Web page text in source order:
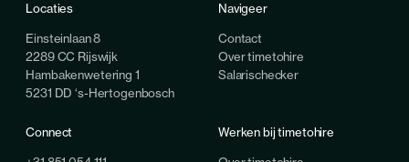
Locaties
Einsteinlaan 8
2289 CC Rijswijk
Hambakenwetering 1
5231 DD ‘s-Hertogenbosch
Navigeer
Contact
Over timetohire
Salarischecker
Connect Werken bij timetohire